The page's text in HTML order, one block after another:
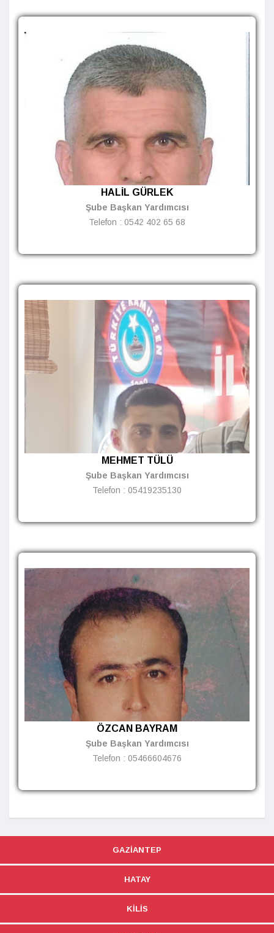
HALİL GÜRLEK
Şube Başkan Yardımcısı
Telefon : 0542 402 65 68
MEHMET TÜLÜ
Şube Başkan Yardımcısı
Telefon : 05419235130
ÖZCAN BAYRAM
Şube Başkan Yardımcısı
Telefon : 05466604676
GAZIANTEP
HATAY
KILIS